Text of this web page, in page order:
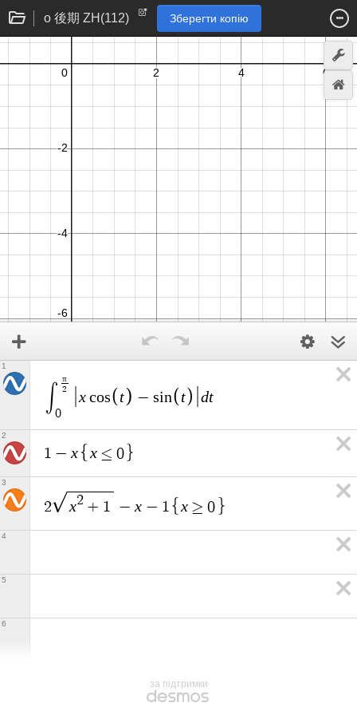
o 後期 ZH(112) Зберегти копію
∫
π
2
0
x cos t − sin t dt
1
1 − x x ≤ 0
2
2 x2 + 1 − x − 1 x ≥ 0
3
4
5
6
за підтримки